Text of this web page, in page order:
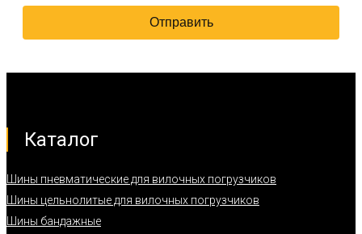
Каталог
Шины пневматические для вилочных погрузчиков
Шины цельнолитые для вилочных погрузчиков
Шины бандажные